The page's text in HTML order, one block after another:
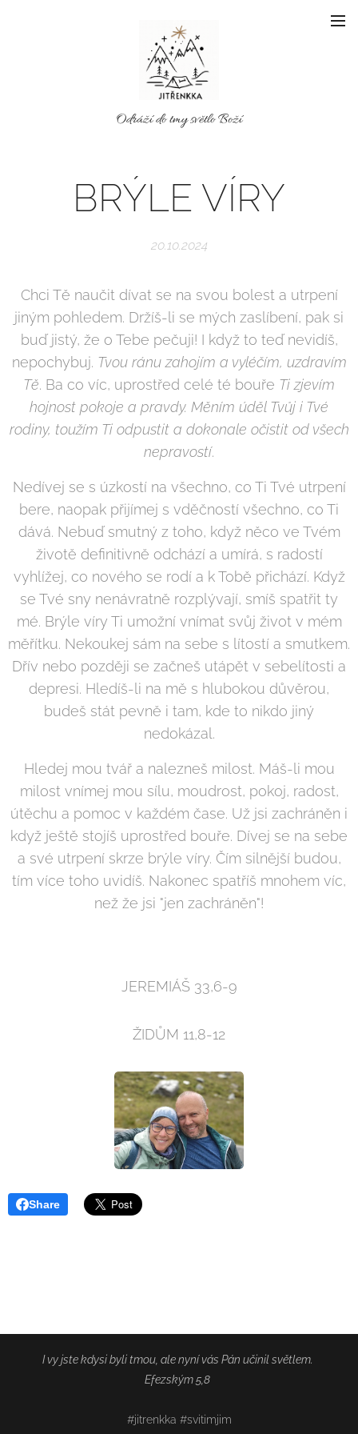
Odráží do tmy světlo Boží
BRÝLE VÍRY
20.10.2024
Chci Tě naučit dívat se na svou bolest a utrpení
jiným pohledem. Držíš-li se mých zaslíbení, pak si
buď jistý, že o Tebe pečuji! I když to teď nevidíš,
nepochybuj. Tvou ránu zahojím a vyléčím, uzdravím
Tě. Ba co víc, uprostřed celé té bouře Ti zjevím
hojnost pokoje a pravdy. Měním úděl Tvůj i Tvé
rodiny, toužím Ti odpustit a dokonale očistit od všech
nepravostí.
Nedívej se s úzkostí na všechno, co Ti Tvé utrpení
bere, naopak přijímej s vděčností všechno, co Ti
dává. Nebuď smutný z toho, když něco ve Tvém
životě definitivně odchází a umírá, s radostí
vyhlížej, co nového se rodí a k Tobě přichází. Když
se Tvé sny nenávratně rozplývají, smíš spatřit ty
mé. Brýle víry Ti umožní vnímat svůj život v mém
měřítku. Nekoukej sám na sebe s lítostí a smutkem.
Dřív nebo později se začneš utápět v sebelítosti a
depresi. Hledíš-li na mě s hlubokou důvěrou,
budeš stát pevně i tam, kde to nikdo jiný
nedokázal.
Hledej mou tvář a nalezneš milost. Máš-li mou
milost vnímej mou sílu, moudrost, pokoj, radost,
útěchu a pomoc v každém čase. Už jsi zachráněn i
když ještě stojíš uprostřed bouře. Dívej se na sebe
a své utrpení skrze brýle víry. Čím silnější budou,
tím více toho uvidíš. Nakonec spatříš mnohem víc,
než že jsi "jen zachráněn"!
JEREMIÁŠ 33,6-9
ŽIDŮM 11,8-12
Share
I vy jste kdysi byli tmou, ale nyní vás Pán učinil světlem.
Efezským 5,8
#jitrenkka #svitimjim